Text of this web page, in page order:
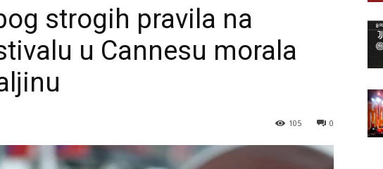
strogih pravila na
u Cannesu morala
0
105